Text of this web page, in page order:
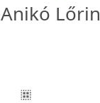
Anikó